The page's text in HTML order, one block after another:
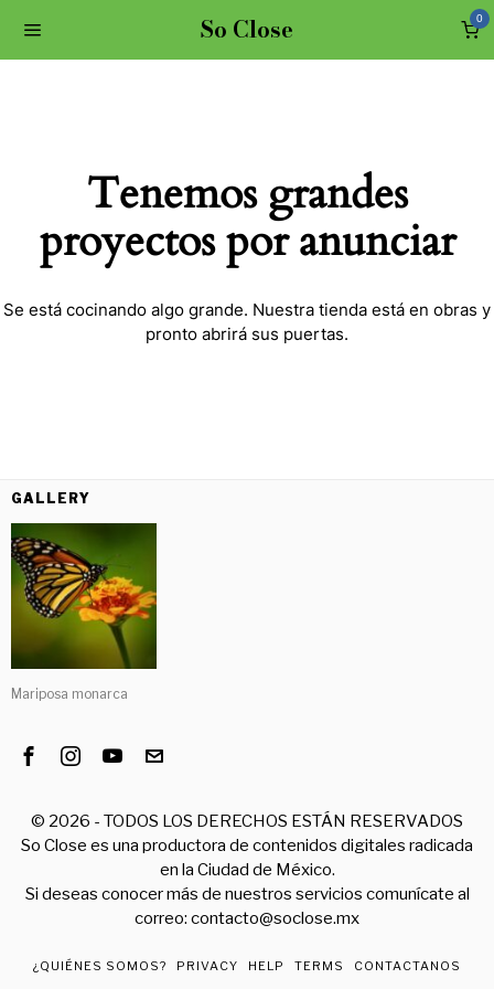
So Close 0
Tenemos grandes
proyectos por anunciar
Se está cocinando algo grande. Nuestra tienda está en obras y
pronto abrirá sus puertas.
GALLERY
Mariposa monarca
© 2026 - TODOS LOS DERECHOS ESTÁN RESERVADOS
So Close es una productora de contenidos digitales radicada
en la Ciudad de México.
Si deseas conocer más de nuestros servicios comunícate al
correo: contacto@soclose.mx
¿QUIÉNES SOMOS? PRIVACY HELP TERMS CONTACTANOS